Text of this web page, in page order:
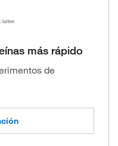
más rápido
de